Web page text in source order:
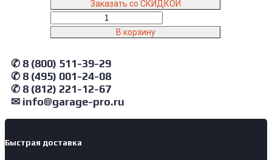
Заказать со СКИДКОЙ
товара
X730A
Ножничный
подъемник
под
сход
развал,
грузоподъемность
т.
В корзину
✆ 8 (800) 511-39-29
✆ 8 (495) 001-24-08
✆ 8 (812) 221-12-67
✉ info@garage-pro.ru
Быстрая доставка